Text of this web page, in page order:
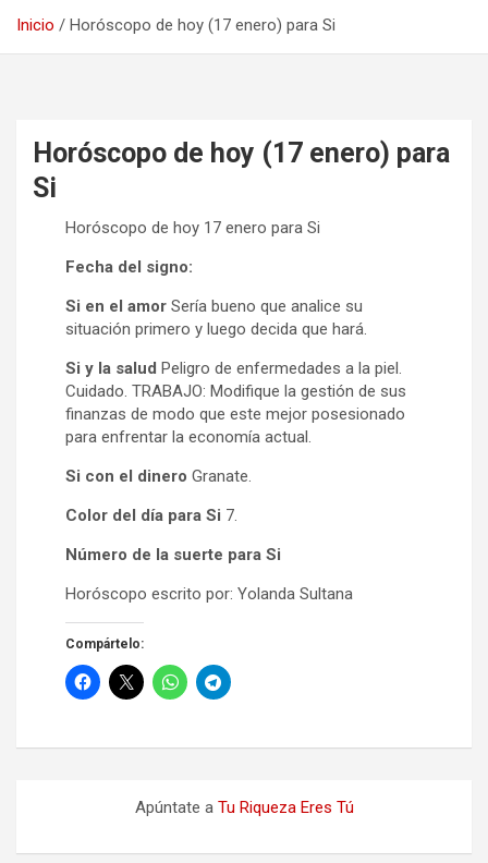
Inicio Horóscopo de hoy (17 enero) para Si
Horóscopo de hoy (17 enero) para
Si
Horóscopo de hoy 17 enero para Si
Fecha del signo:
Si en el amor Sería bueno que analice su
situación primero y luego decida que hará.
Si y la salud Peligro de enfermedades a la piel.
Cuidado. TRABAJO: Modifique la gestión de sus
finanzas de modo que este mejor posesionado
para enfrentar la economía actual.
Si con el dinero Granate.
Color del día para Si 7.
Número de la suerte para Si
Horóscopo escrito por: Yolanda Sultana
Compártelo:
Apúntate a Tu Riqueza Eres Tú